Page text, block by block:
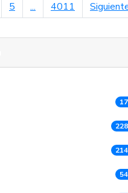
5 ... 4011